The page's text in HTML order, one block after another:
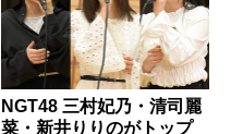
NGT48 三村妃乃・清司麗
菜・新井りりのがトップ